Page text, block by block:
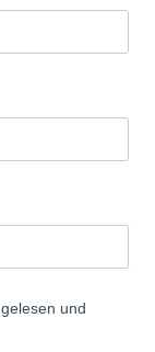
gelesen und